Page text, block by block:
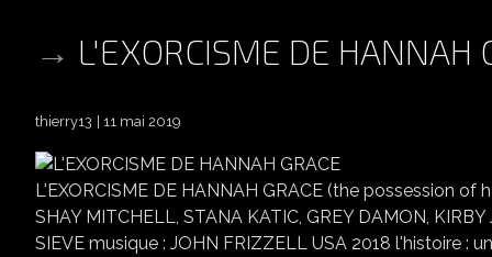
L'EXORCISME DE HANNAH
thierry13 11 mai 2019
L'EXORCISME DE HANNAH GRACE (the possession of
SHAY MITCHELL, STANA KATIC, GREY DAMON,
SIEVE musique : JOHN FRIZZELL USA 2018 l'histoire